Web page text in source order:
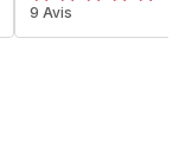
ratings.4.9
9 Avis